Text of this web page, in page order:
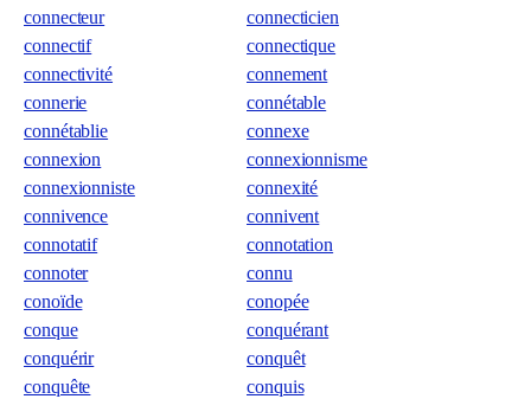
connecteur
connecticien
connectif
connectique
connectivité
connement
connerie
connétable
connétablie
connexe
connexion
connexionnisme
connexionniste
connexité
connivence
connivent
connotatif
connotation
connoter
connu
conoïde
conopée
conque
conquérant
conquérir
conquêt
conquête
conquis